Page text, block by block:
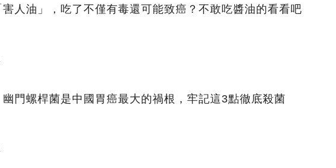
人油」，吃了不僅有毒還可能致癌？不敢吃醬油的看看吧
幽門螺桿菌是中國胃癌最大的禍根，牢記這3點徹底殺菌